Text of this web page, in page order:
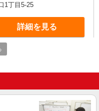
分）、夜勤手当（月平均5回
支払われる手当を含みま
、特別職務手当も含む ◎残
給（超過1分〜） ◎賞
/年支給
1丁目5-25
詳細を見る
募集 枚方市渚
260,000円 ※ 資格・経
いたします。